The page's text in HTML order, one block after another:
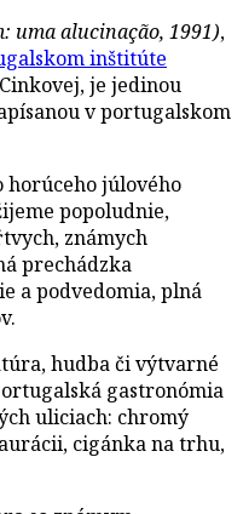
uma alucinação, 1991),
inštitúte
je jedinou
v portugalskom
horúceho júlového
popoludnie,
známych
prechádzka
a podvedomia, plná
hudba či výtvarné
gastronómia
uliciach: chromý
cigánka na trhu,